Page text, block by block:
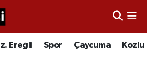
Ereğli Spor Çaycuma Kozlu
Durumu